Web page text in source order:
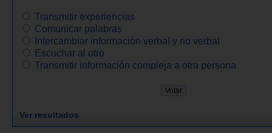
Transmitir experiencias
Comunicar palabras
Intercambiar información verbal y no verbal
Escuchar al otro
Transmitir información compleja a otra persona
Ver resultados